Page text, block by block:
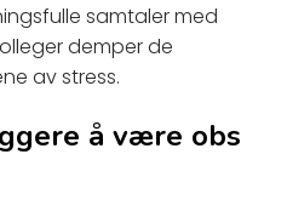
samtaler med
demper de
av stress.
å være obs